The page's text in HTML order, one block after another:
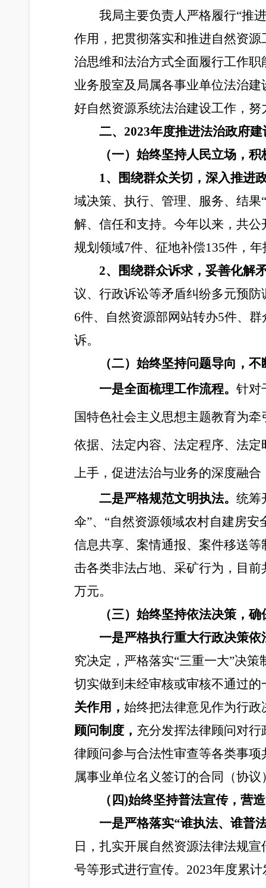
我局主要负责人严格履行“推
作用，把贯彻落实和推进自然资
治思维和法治方式全面履行工作
业务股室及局属各事业单位法治
好自然资源系统法治建设工作，
二、2023年度推进法治政府
（一）始终坚持人民立场，
1、围绕群众关切，深入推进
域决策、执行、管理、服务、结
解、信任和支持。今年以来，共
规划领域7件、征地补偿135件，
2、围绕群众诉求，妥善化解
议、行政诉讼等矛盾纠纷多元预
6件、自然资源部网站转办5件、
诉。
（二）始终坚持问题导向，
一是全面梳理工作流程。 针对
国特色社会主义思想主题教育为
依据、法定内容、法定程序、法
上手，促进法治与业务的深度融
二是严格规范文明执法。 统筹
伞”、“自然资源领域农村自建房
信息共享、案情通报、案件移送
击各类非法占地、采矿行为，目前
万元。
（三）始终坚持依法决策，
一是严格执行重大行政决策
究决定，严格落实“三重一大”决
切实做到未经审核或审核不通过
关作用， 始终把法律意见作为行
顾问制度， 充分发挥法律顾问对
律顾问参与合法性审查等各类事项
属事业单位名义签订的合同（协
（四)始终坚持普法宣传，营
一是严格落实“谁执法、谁普
日，扎实开展自然资源法律法规
号等形式进行宣传。2023年度累